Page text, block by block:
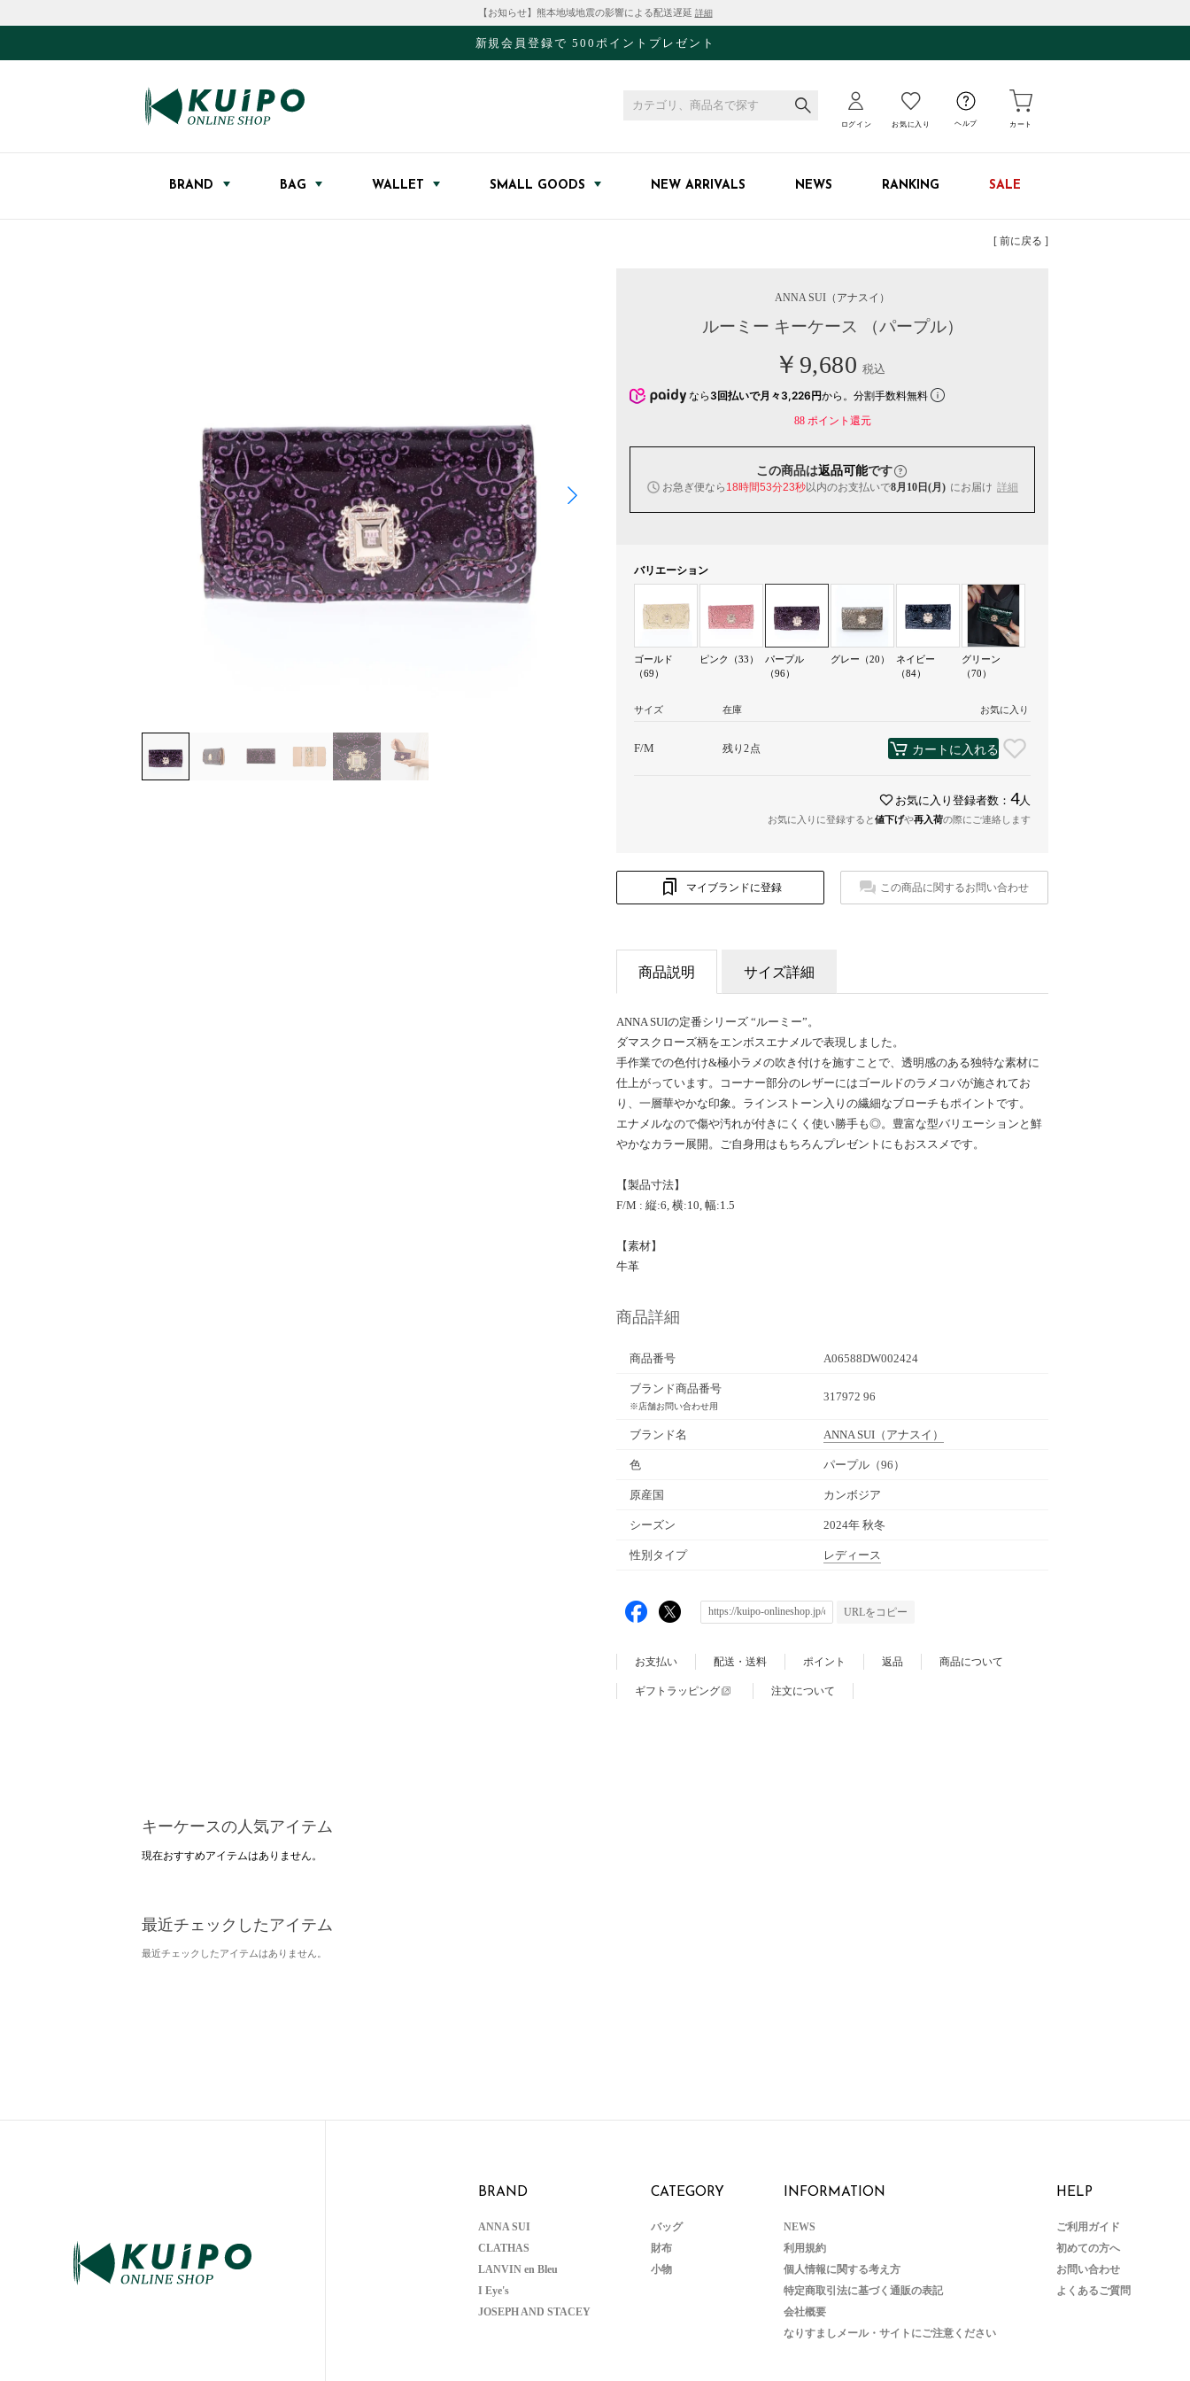
【お知らせ】熊本地域地震の影響による配送遅延 詳細
新規会員登録で 500ポイントプレゼント
ログイン お気に入り ヘルプ カート
BRAND BAG WALLET SMALL GOODS NEW ARRIVALS NEWS RANKING SALE
[ 前に戻る ]
ANNA SUI （アナスイ）
ルーミー キーケース （パープル）
￥9,680 税込
なら 3回払いで月々3,226円から。分割手数料無料
88ポイント還元
この商品は返品可能です
お急ぎ便なら 18時間53分23秒以内のお支払いで8月10日(月) にお届け 詳細
バリエーション
ゴールド
（69）
ピンク（33）
パープル
（96）
グレー（20）
ネイビー
（84）
グリーン
（70）
サイズ 在庫 お気に入り
F/M 残り2点 カートに入れる
お気に入り登録者数： 4人
お気に入りに登録すると値下げや再入荷の際にご連絡します
マイブランドに登録 この商品に関するお問い合わせ
商品説明 サイズ詳細
ANNA SUIの定番シリーズ “ルーミー”。
ダマスクローズ柄をエンボスエナメルで表現しました。
手作業での色付け&極小ラメの吹き付けを施すことで、透明感のある独特な素材に
仕上がっています。コーナー部分のレザーにはゴールドのラメコバが施されてお
り、一層華やかな印象。ラインストーン入りの繊細なブローチもポイントです。
エナメルなので傷や汚れが付きにくく使い勝手も◎。豊富な型バリエーションと鮮
やかなカラー展開。ご自身用はもちろんプレゼントにもおススメです。
【製品寸法】
F/M : 縦:6, 横:10, 幅:1.5
【素材】
牛革
商品詳細
商品番号 A06588DW002424
ブランド商品番号
※店舗お問い合わせ用
317972 96
ブランド名 ANNA SUI （アナスイ）
色 パープル（96）
原産国 カンボジア
シーズン 2024年 秋冬
性別タイプ レディース
URLをコピー
お支払い 配送・送料 ポイント 返品 商品について
ギフトラッピング 注文について
キーケースの人気アイテム
現在おすすめアイテムはありません。
最近チェックしたアイテム
最近チェックしたアイテムはありません。
BRAND
ANNA SUI
CLATHAS
LANVIN en Bleu
I Eye's
JOSEPH AND STACEY
CATEGORY
バッグ
財布
小物
INFORMATION
NEWS
利用規約
個人情報に関する考え方
特定商取引法に基づく通販の表記
会社概要
なりすましメール・サイトにご注意ください
HELP
ご利用ガイド
初めての方へ
お問い合わせ
よくあるご質問